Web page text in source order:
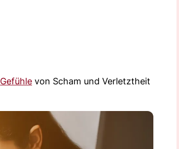
Gefühle von Scham und Verletztheit